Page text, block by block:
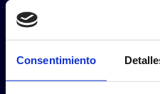
Consentimiento